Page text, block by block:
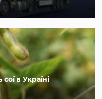
в Україні